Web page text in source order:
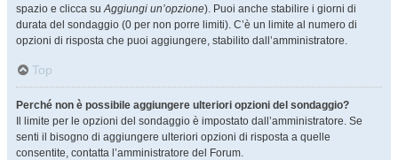
spazio e clicca suAggiungi un’opzione). Puoi anche stabilire i giorni di
durata del sondaggio (0 per non porre limiti). C’è un limite al numero di
opzioni di risposta che puoi aggiungere, stabilito dall’amministratore.
Top
Perché non è possibile aggiungere ulteriori opzioni del sondaggio?
Il limite per le opzioni del sondaggio è impostato dall’amministratore. Se
senti il bisogno di aggiungere ulteriori opzioni di risposta a quelle
consentite, contatta l’amministratore del Forum.